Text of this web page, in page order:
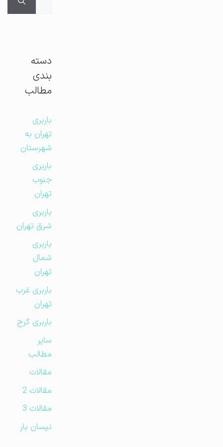
دسته
بندی
مطالب
باربری
تهران به
شهرستان
باربری
جنوب
تهران
باربری
شرق تهران
باربری
شمال
تهران
باربری غرب
تهران
باربری کرج
مطالب
مقالات
مقالات 2
مقالات 3
نیسان بار